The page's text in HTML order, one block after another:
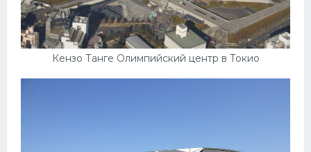
Кензо Танге Олимпийский центр в Токио